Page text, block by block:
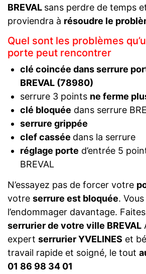
BREVAL sans perdre de temps
proviendra à résoudre le
Quel sont les problèmes
porte peut rencontrer
clé coincée dans serrure
BREVAL (78980)
serrure 3 points ne ferme
clé bloquée dans serrure
serrure grippée
clef cassée dans la serrure
réglage porte d’entrée 5
BREVAL
N’essayez pas de forcer votre
votre serrure est bloquée.
l’endommager davantage.
serrurier de votre ville BREVAL
expert serrurier YVELINES et
travail rapide et soigné, le tout
01 86 98 34 01